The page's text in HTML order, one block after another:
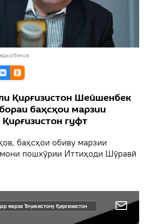
Қирғизистон Шейшенбек
баҳсҳои марзии
гуфт
баҳсҳои обиву марзии
пошхӯрии Иттиҳоди Шӯравӣ
марзи Тоҷикистону Қирғизистон